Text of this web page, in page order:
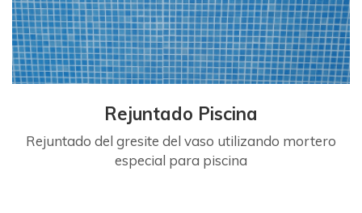
Rejuntado Piscina
Rejuntado del gresite del vaso utilizando mortero
especial para piscina